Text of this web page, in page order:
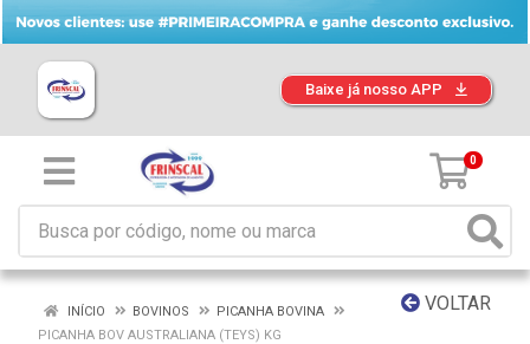
Baixe já nosso APP
0
VOLTAR
INÍCIO BOVINOS
PICANHA BOVINA
PICANHA BOV AUSTRALIANA (TEYS) KG